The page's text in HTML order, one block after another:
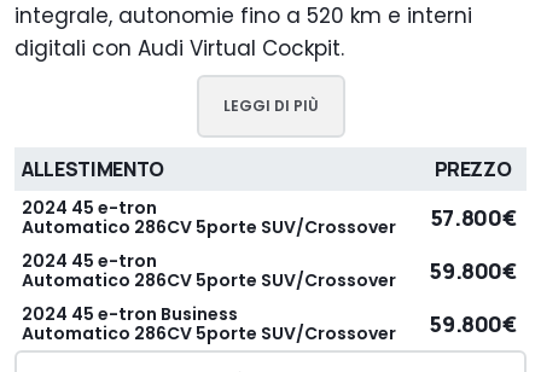
integrale, autonomie fino a 520 km e interni
digitali con Audi Virtual Cockpit.
LEGGI DI PIÙ
ALLESTIMENTO PREZZO
2024 45 e-tron
Automatico 286CV 5porte SUV/Crossover
57.800€
2024 45 e-tron
Automatico 286CV 5porte SUV/Crossover
59.800€
2024 45 e-tron Business
Automatico 286CV 5porte SUV/Crossover
59.800€